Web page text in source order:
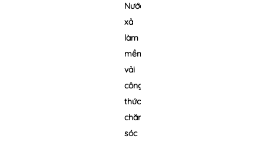
Nước
xả
làm
mềm
vải
công
thức
chăm
sóc